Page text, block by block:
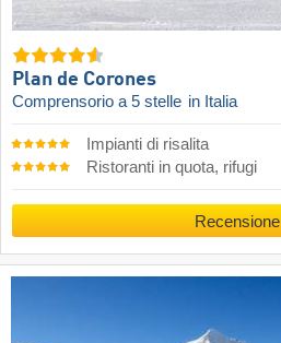
Plan de Corones
Comprensorio a 5 stelle in Italia
Impianti di risalita
Ristoranti in quota, rifugi
Recensione